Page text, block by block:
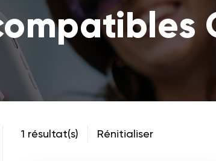
1 résultat(s) Rénitialiser